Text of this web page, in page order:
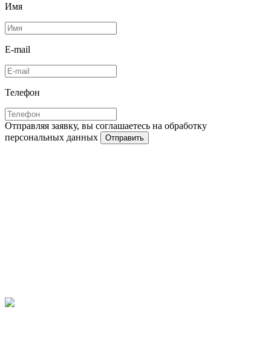
Имя
E-mail
Телефон
Отправляя заявку, вы соглашаетесь на обработку
персональных данных
Отправить